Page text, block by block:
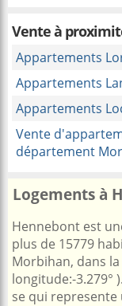
Vente à
Appartements
Appartements
Appartements
Vente
département
Logements à
Hennebont est
plus de 15779
Morbihan, dans
longitude:-3.279°
se qui